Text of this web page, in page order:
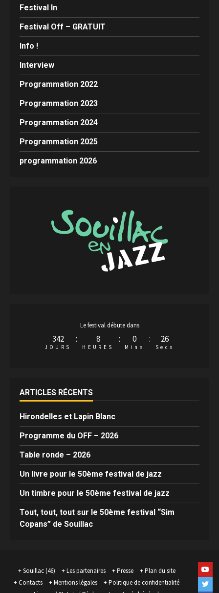
Festival In
Festival Off – GRATUIT
Info !
Interview
Programmation 2022
Programmation 2023
Programmation 2024
Programmation 2025
programmation 2026
Le festival débute dans
342
JOURS
: 8
HEURES
: 0
Mins
: 25
Secs
ARTICLES RÉCENTS
Hirondelles et Lapin Blanc
Programme du OFF – 2026
Table ronde – 2026
Un livre pour le 50ème festival de jazz
Un timbre pour le 50ème festival de jazz
Tout, tout, tout sur le 50ème festival “Sim
Copans” de Souillac
Souillac (46) Les partenaires Presse
Plan du site
Contacts
Mentions légales
Politique de confidentialité